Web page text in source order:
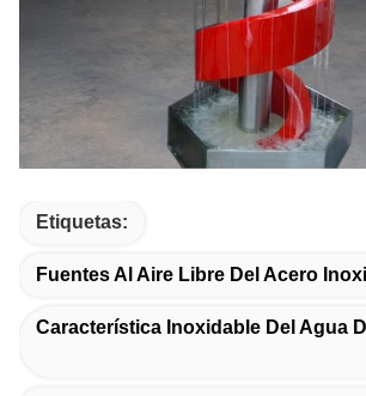
Etiquetas:
Fuentes Al Aire Libre Del Acero
Característica Inoxidable Del Agua